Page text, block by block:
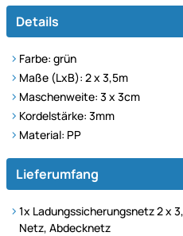
Details
Farbe: grün
Maße (LxB): 2 x 3,5m
Maschenweite: 3 x 3cm
Kordelstärke: 3mm
Material: PP
Lieferumfang
1x Ladungssicherungsnetz 2 x
Netz, Abdecknetz